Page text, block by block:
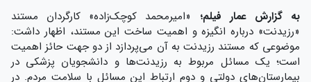
به گزارش عمار فیلم؛ «امیرمحمد کوچک‌زاده» کارگردان مستند
«رزیدنت» درباره انگیزه و اهمیت ساخت این مستند، اظهار داشت:
موضوعی که مستند رزیدنت به آن می‌پردازد از دو جهت حائز اهمیت
است؛ یک مسائل مربوط به رزیدنت‌ها و دانشجویان پزشکی در
بیمارستان‌های دولتی و دوم ارتباط این مسائل با سلامت مردم. در